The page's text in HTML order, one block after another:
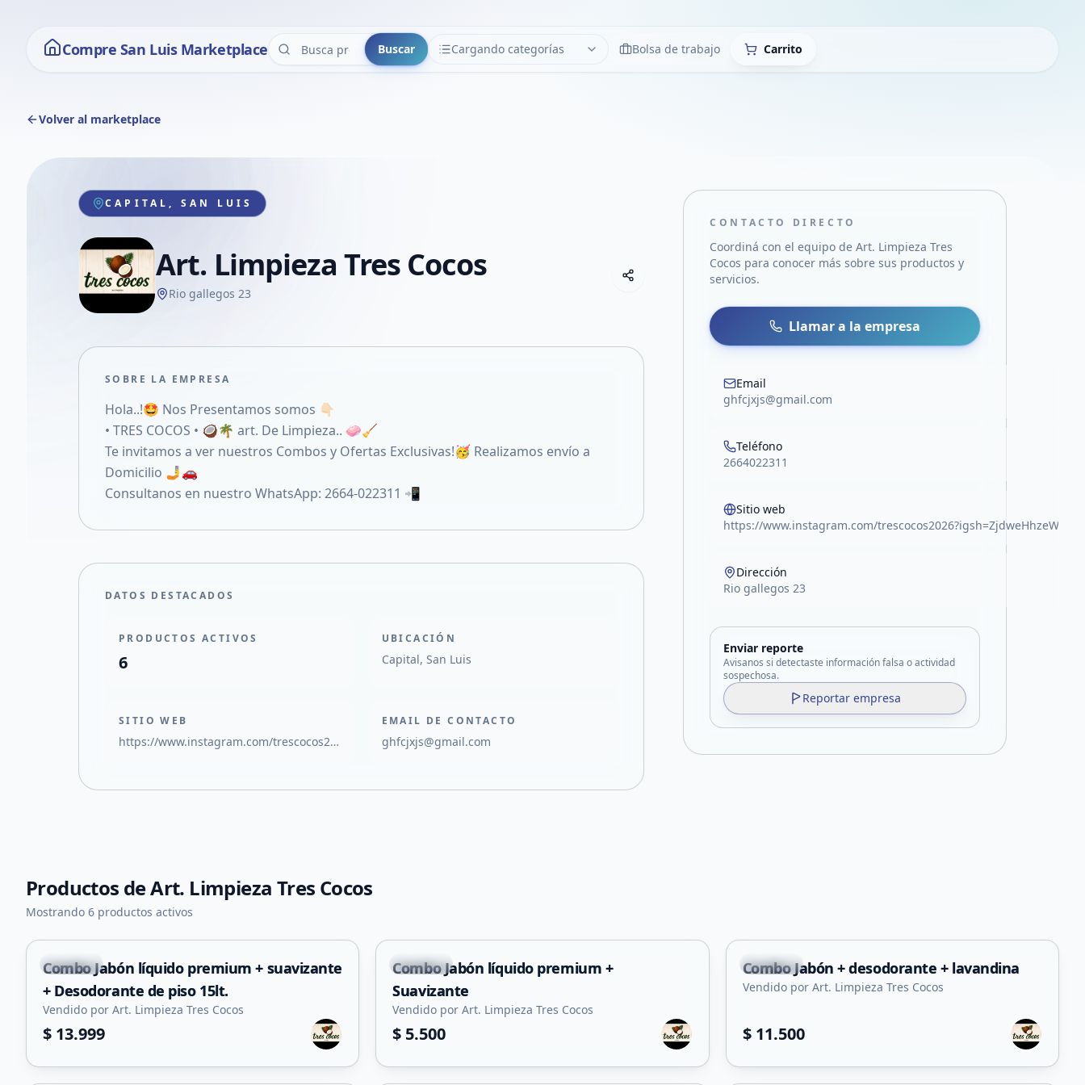
Compre San Luis Marketplace Buscar Cargando categorías
CATEGORÍAS LimpiarBolsa de trabajo Carrito
Volver al marketplace
CAPITAL, SAN LUIS
Art. Limpieza Tres Cocos
Rio gallegos 23
Compartir empresa
Compartir por WhatsApp
Compartir por mail
Compartir en Facebook
SOBRE LA EMPRESA
Hola..!🤩 Nos Presentamos somos 👇🏻
• TRES COCOS • 🥥🌴 art. De Limpieza.. 🧼🧹
Te invitamos a ver nuestros Combos y Ofertas Exclusivas!🥳 Realizamos envío a
Domicilio 🤳🚗
Consultanos en nuestro WhatsApp: 2664-022311 📲
DATOS DESTACADOS
PRODUCTOS ACTIVOS
6
UBICACIÓN
Capital, San Luis
SITIO WEB
https://www.instagram.com/trescocos2026?igsh=ZjdweHhzeWFuaHho
EMAIL DE CONTACTO
ghfcjxjs@gmail.com
CONTACTO DIRECTO
Coordiná con el equipo deArt. Limpieza Tres
Cocos para conocer más sobre sus productos y
servicios.
Llamar a la empresa
Email
ghfcjxjs@gmail.com
Teléfono
2664022311
Sitio web
https://www.instagram.com/
Dirección
Rio gallegos 23
Enviar reporte
Avisanos si detectaste información falsa o actividad
sospechosa.
Reportar empresa
Productos deArt. Limpieza Tres Cocos
Mostrando 6 productos activos
Capital
Combo Jabón líquido premium + suavizante
+ Desodorante de piso 15lt.
Vendido por Art. Limpieza Tres Cocos
$ 13.999
Capital
Combo Jabón líquido premium +
Suavizante
Vendido por Art. Limpieza Tres Cocos
$ 5.500
Capital
Combo Jabón + desodorante + lavandina
Vendido por Art. Limpieza Tres Cocos
$ 11.500